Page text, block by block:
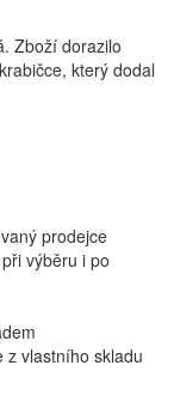
Zboží dorazilo
který dodal
prodejce
výběru i po
z vlastního skladu